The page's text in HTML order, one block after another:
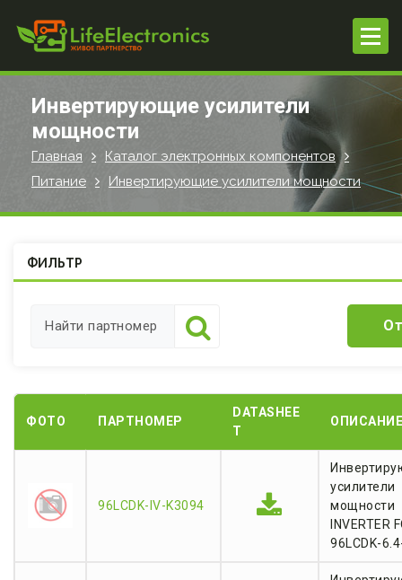
е
Инвертирующие усилители
мощности
Главная
Каталог электронных компонентов
Питание
Инвертирующие усилители мощности
ФИЛЬТР
ФОТО ПАРТНОМЕР
DATASHEE
T
ОПИСАНИЕ
96LCDK-IV-K3094
усилители
мощности
INVERTER
96LCDK-